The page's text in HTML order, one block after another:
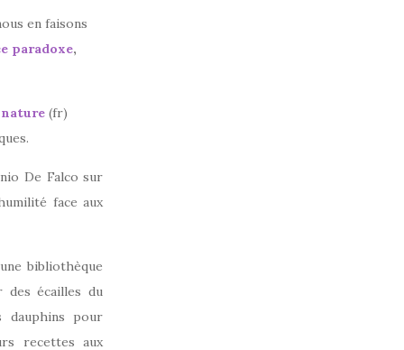
en faisons
paradoxe,
nature(fr)
De Falco sur
face aux
bibliothèque
des écailles du
dauphins pour
recettes aux